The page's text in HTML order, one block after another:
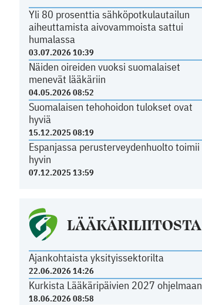
Yli 80 prosenttia sähköpotkulautailun
aiheuttamista aivovammoista sattui
humalassa
03.07.2026 10:39
Näiden oireiden vuoksi suomalaiset
menevät lääkäriin
04.05.2026 08:52
Suomalaisen tehohoidon tulokset ovat
hyviä
15.12.2025 08:19
Espanjassa perusterveydenhuolto toimii
hyvin
07.12.2025 13:59
LÄÄKÄRILIITOSTA
Ajankohtaista yksityissektorilta
22.06.2026 14:26
Kurkista Lääkäripäivien 2027 ohjelmaan
18.06.2026 08:58